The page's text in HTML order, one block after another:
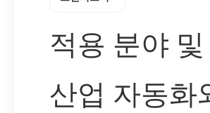
적용 분야
산업 자동화